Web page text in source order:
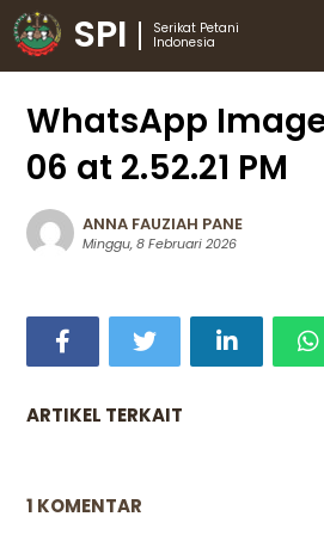
SPI
Serikat Petani
Indonesia
WhatsApp
06 at 2.52.21 PM
ANNA FAUZIAH PANE
Minggu, 8 Februari 2026
ARTIKEL TERKAIT
1 KOMENTAR